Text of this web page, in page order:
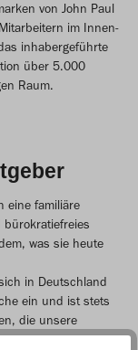
von John Paul
im Innen-
inhabergeführte
über 5.000
Raum.
eine familiäre
bürokratiefreies
was sie heute
in Deutschland
ein und ist stets
die unsere